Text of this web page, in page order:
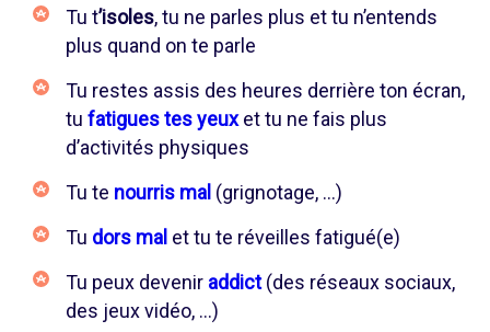
Tu t’isoles, tu ne parles plus et tu n’entends
plus quand on te parle
Tu restes assis des heures derrière ton écran,
tu fatigues tes yeuxet tu ne fais plus
d’activités physiques
Tu te nourris mal (grignotage, …)
Tu dors mal et tu te réveilles fatigué(e)
Tu peux devenir addict(des réseaux sociaux,
des jeux vidéo, ...)